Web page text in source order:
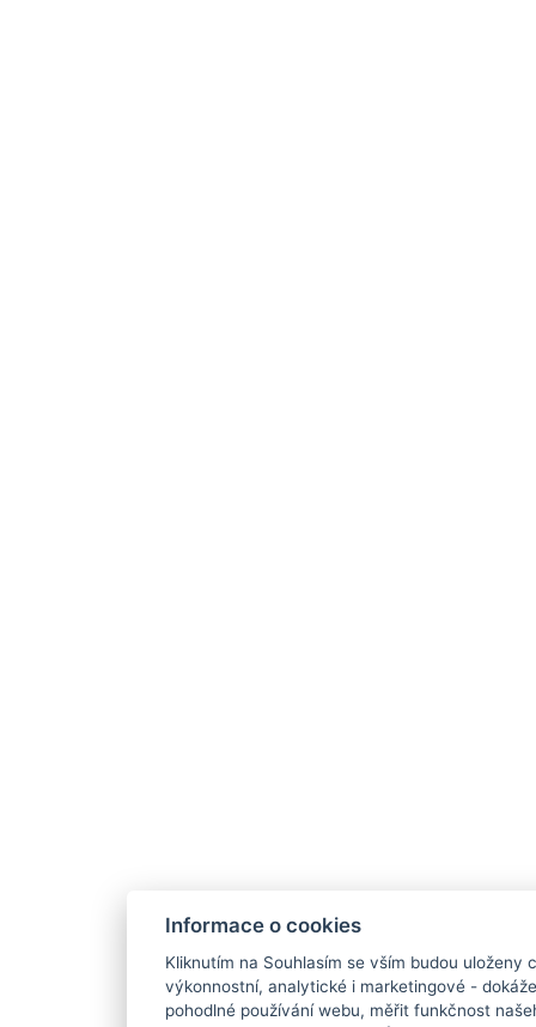
Informace o cookies
Kliknutím na Souhlasím se vším budou uloženy
výkonnostní, analytické i marketingové -
pohodlné používání webu, měřit funkčnost